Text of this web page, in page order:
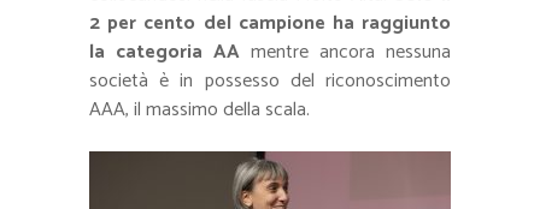
2 per cento del campione ha raggiunto
la categoria AA mentre ancora nessuna
società è in possesso del riconoscimento
AAA, il massimo della scala.